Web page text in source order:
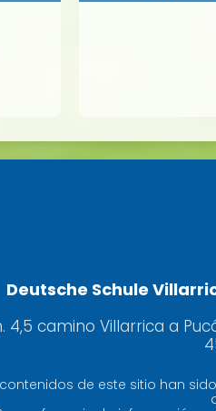
Deutsche Schule
4,5 camino Villarrica a
de este sitio han